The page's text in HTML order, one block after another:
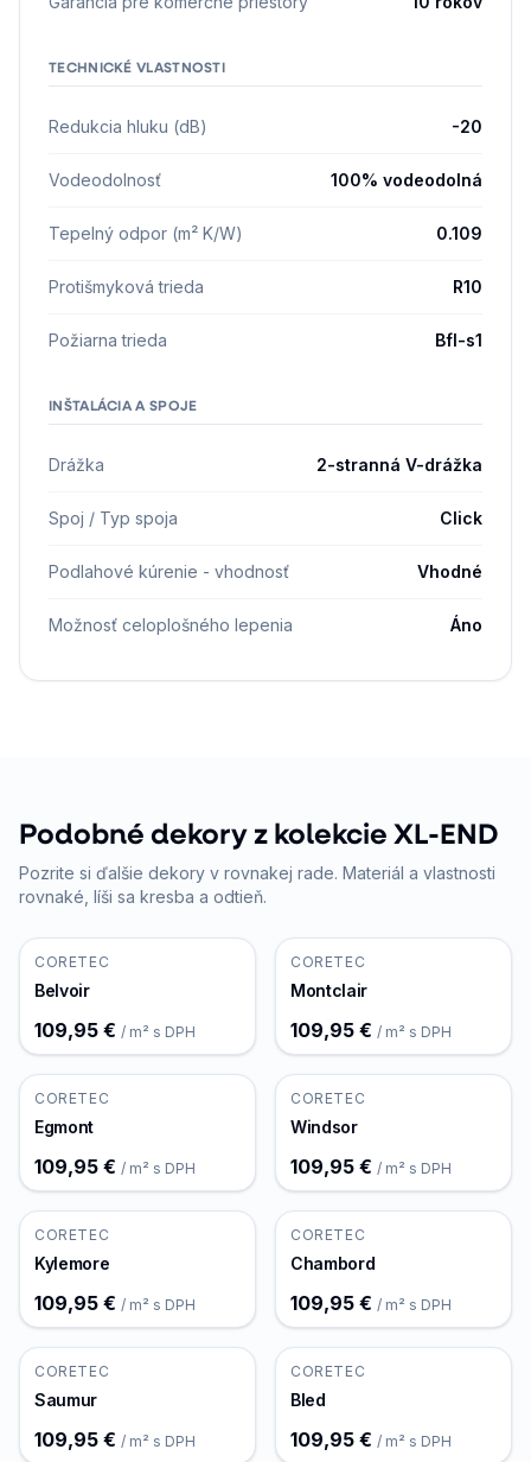
TECHNICKÉ VLASTNOSTI
Redukcia hluku (dB) -20
Vodeodolnosť 100% vodeodolná
Tepelný odpor (m² K/W) 0.109
Protišmyková trieda R10
Požiarna trieda Bfl-s1
INŠTALÁCIA A SPOJE
Drážka 2-stranná V-drážka
Spoj / Typ spoja Click
Podlahové kúrenie - vhodnosť Vhodné
Možnosť celoplošného lepenia Áno
Podobné dekory z kolekcie XL-END
Pozrite si ďalšie dekory v rovnakej rade. Materiál a vlastnosti
rovnaké, líši sa kresba a odtieň.
CORETEC
Belvoir
109,95 € / m² s DPH
CORETEC
Montclair
109,95 € / m² s DPH
CORETEC
Egmont
109,95 € / m² s DPH
CORETEC
Windsor
109,95 € / m² s DPH
CORETEC
Kylemore
109,95 € / m² s DPH
CORETEC
Chambord
109,95 € / m² s DPH
CORETEC
Saumur
109,95 € / m² s DPH
CORETEC
Bled
109,95 € / m² s DPH